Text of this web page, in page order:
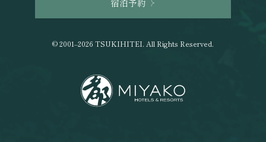
宿泊予約
© 2001–2026 TSUKIHITEI. All Rights Reserved.